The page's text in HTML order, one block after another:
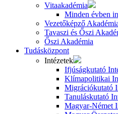
Vitaakadémia
Minden évben
Vezetőképző
Tavaszi és Őszi
Őszi Akadémia
Tudásközpont
Intézetek
Ifjúságkutató
Klímapolitikai
Migrációkutató
Tanuláskutató
Magyar-Német